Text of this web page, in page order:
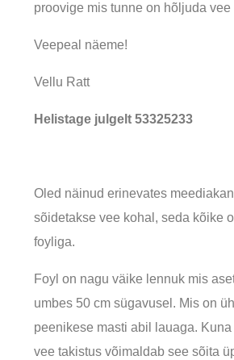
proovige mis tunne on hõljuda vee
Veepeal näeme!
Vellu Ratt
Helistage julgelt 53325233
Oled näinud erinevates
sõidetakse vee kohal, seda kõike
foyliga.
Foyl on nagu väike lennuk mis
umbes 50 cm sügavusel. Mis on
peenikese masti abil lauaga.
vee takistus võimaldab see sõita